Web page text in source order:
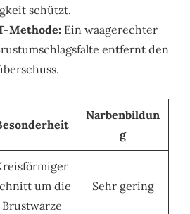
schützt.
Methode: Ein waagerechter
entfernt den
Narbenbildun
g
um die
Brustwarze
Sehr gering